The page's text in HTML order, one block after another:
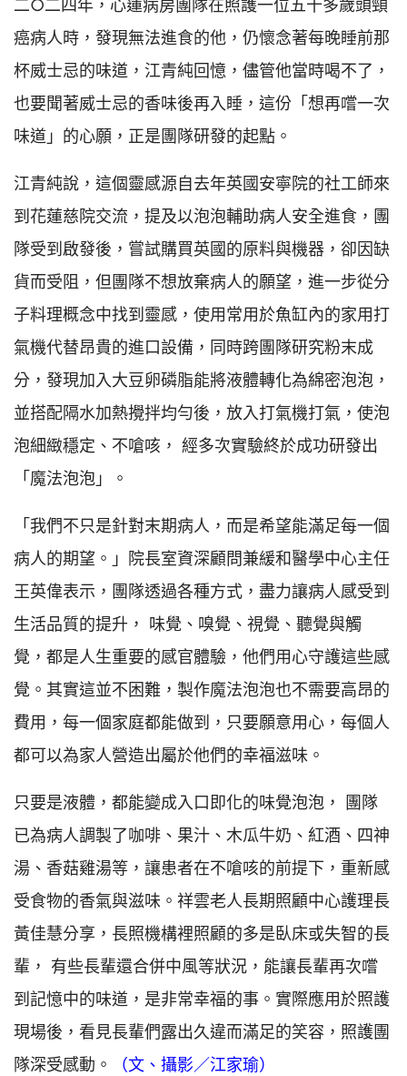
癌病人時，發現無法進食的他，仍懷念著每晚睡前那
杯威士忌的味道，江青純回憶，儘管他當時喝不了，
也要聞著威士忌的香味後再入睡，這份「想再嚐一次
味道」的心願，正是團隊研發的起點。
江青純說，這個靈感源自去年英國安寧院的社工師來
到花蓮慈院交流，提及以泡泡輔助病人安全進食，團
隊受到啟發後，嘗試購買英國的原料與機器，卻因缺
貨而受阻，但團隊不想放棄病人的願望，進一步從分
子料理概念中找到靈感，使用常用於魚缸內的家用打
氣機代替昂貴的進口設備，同時跨團隊研究粉末成
分，發現加入大豆卵磷脂能將液體轉化為綿密泡泡，
並搭配隔水加熱攪拌均勻後，放入打氣機打氣，使泡
泡細緻穩定、不嗆咳， 經多次實驗終於成功研發出
「魔法泡泡」。
「我們不只是針對末期病人，而是希望能滿足每一個
病人的期望。」院長室資深顧問兼緩和醫學中心主任
王英偉表示，團隊透過各種方式，盡力讓病人感受到
生活品質的提升， 味覺、嗅覺、視覺、聽覺與觸
覺，都是人生重要的感官體驗，他們用心守護這些感
覺。其實這並不困難，製作魔法泡泡也不需要高昂的
費用，每一個家庭都能做到，只要願意用心，每個人
都可以為家人營造出屬於他們的幸福滋味。
只要是液體，都能變成入口即化的味覺泡泡， 團隊
已為病人調製了咖啡、果汁、木瓜牛奶、紅酒、四神
湯、香菇雞湯等，讓患者在不嗆咳的前提下，重新感
受食物的香氣與滋味。祥雲老人長期照顧中心護理長
黃佳慧分享，長照機構裡照顧的多是臥床或失智的長
輩， 有些長輩還合併中風等狀況，能讓長輩再次嚐
到記憶中的味道，是非常幸福的事。實際應用於照護
現場後，看見長輩們露出久違而滿足的笑容，照護團
隊深受感動。
（文、攝影／江家瑜）